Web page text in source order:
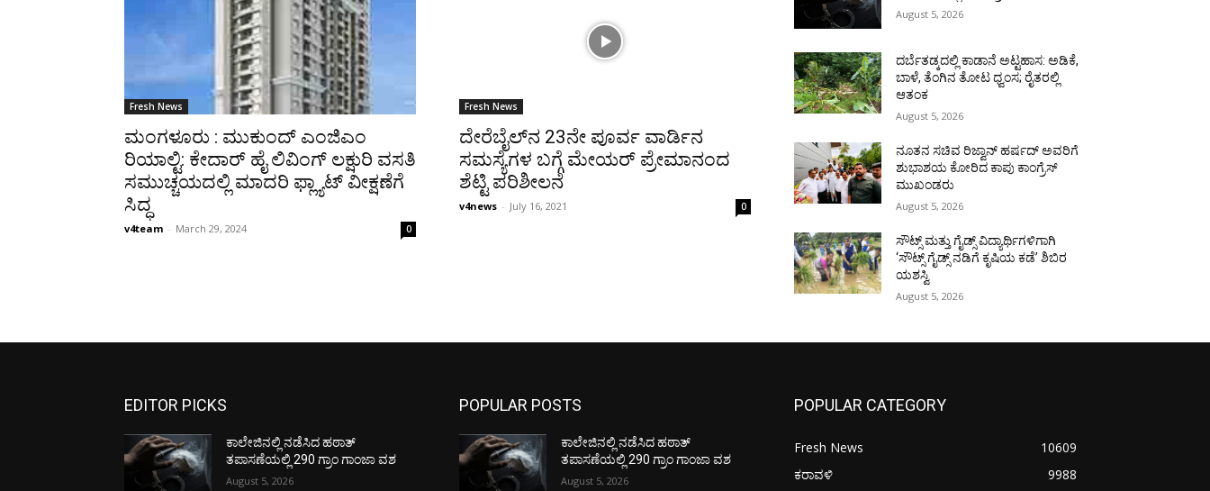
Fresh News
ಮಂಗಳೂರು : ಮುಕುಂದ್‌ ಎಂಜಿಎಂ
ರಿಯಾಲ್ಟಿ: ಕೇದಾರ್ ಹೈ ಲಿವಿಂಗ್ ಲಕ್ಷುರಿ ವಸತಿ
ಸಮುಚ್ಚಯದಲ್ಲಿ ಮಾದರಿ ಫ್ಲ್ಯಾಟ್ ವೀಕ್ಷಣೆಗೆ
ಸಿದ್ಧ
v4team - March 29, 2024 0
Fresh News
ದೇರೆಬೈಲ್‌ನ 23ನೇ ಪೂರ್ವ ವಾರ್ಡಿನ
ಸಮಸ್ಯೆಗಳ ಬಗ್ಗೆ ಮೇಯರ್ ಪ್ರೇಮಾನಂದ
ಶೆಟ್ಟಿ ಪರಿಶೀಲನೆ
v4news - July 16, 2021 0
August 5, 2026
ದರ್ಬೆತಡ್ಕದಲ್ಲಿ ಕಾಡಾನೆ ಅಟ್ಟಹಾಸ: ಅಡಿಕೆ,
ಬಾಳೆ, ತೆಂಗಿನ ತೋಟ ಧ್ವಂಸ; ರೈತರಲ್ಲಿ
ಆತಂಕ
August 5, 2026
ನೂತನ ಸಚಿವ ರಿಜ್ವಾನ್ ಹರ್ಷದ್ ಅವರಿಗೆ
ಶುಭಾಶಯ ಕೋರಿದ ಕಾಪು ಕಾಂಗ್ರೆಸ್
ಮುಖಂಡರು
August 5, 2026
ಸೌಟ್ಸ್ ಮತ್ತು ಗೈಡ್ಸ್ ವಿದ್ಯಾರ್ಥಿಗಳಿಗಾಗಿ
‘ಸೌಟ್ಸ್ ಗೈಡ್ಸ್ ನಡಿಗೆ ಕೃಷಿಯ ಕಡೆ’ ಶಿಬಿರ
ಯಶಸ್ವಿ
August 5, 2026
EDITOR PICKS
ಕಾಲೇಜಿನಲ್ಲಿ ನಡೆಸಿದ ಹಠಾತ್
ತಪಾಸಣೆಯಲ್ಲಿ 290 ಗ್ರಾಂ ಗಾಂಜಾ ವಶ
August 5, 2026
POPULAR POSTS
ಕಾಲೇಜಿನಲ್ಲಿ ನಡೆಸಿದ ಹಠಾತ್
ತಪಾಸಣೆಯಲ್ಲಿ 290 ಗ್ರಾಂ ಗಾಂಜಾ ವಶ
August 5, 2026
POPULAR CATEGORY
Fresh News
10609
ಕರಾವಳಿ
9988